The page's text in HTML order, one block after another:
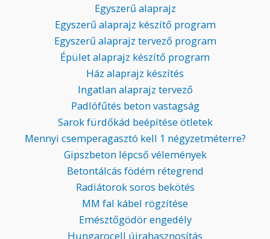
Egyszerű alaprajz
Egyszerű alaprajz készítő program
Egyszerű alaprajz tervező program
Épület alaprajz készítő program
Ház alaprajz készítés
Ingatlan alaprajz tervező
Padlófűtés beton vastagság
Sarok fürdőkád beépítése ötletek
Mennyi csemperagasztó kell 1 négyzetméterre?
Gipszbeton lépcső vélemények
Betontálcás födém rétegrend
Radiátorok soros bekötés
MM fal kábel rögzítése
Emésztőgödör engedély
Hungarocell újrahasznosítás